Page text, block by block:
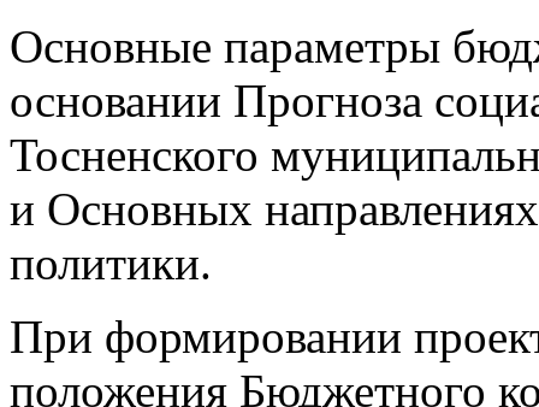
Основные параметры
основании Прогноза
Тосненского
и Основных
политики.
При формировании
положения Бюджетного